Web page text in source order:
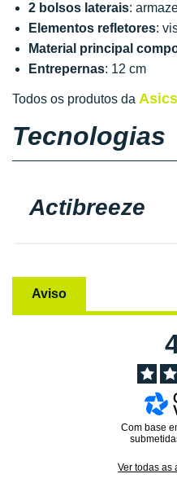
2 bolsos laterais:
Elementos refletores:
Material principal
Entrepernas: 12 cm
Todos os produtos da Asics
Tecnologias
Actibreeze
Aviso
Com base
Ver todas as